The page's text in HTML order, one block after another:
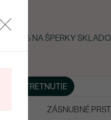
−25 % NA ŠPERKY
STRETNUTIE
ZÁSNUBNÉ